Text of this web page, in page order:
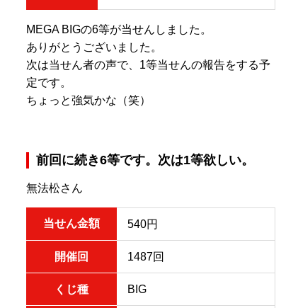
MEGA BIGの6等が当せんしました。
ありがとうございました。
次は当せん者の声で、1等当せんの報告をする予
定です。
ちょっと強気かな（笑）
前回に続き6等です。次は1等欲しい。
無法松さん
当せん金額 540円
開催回 1487回
くじ種 BIG